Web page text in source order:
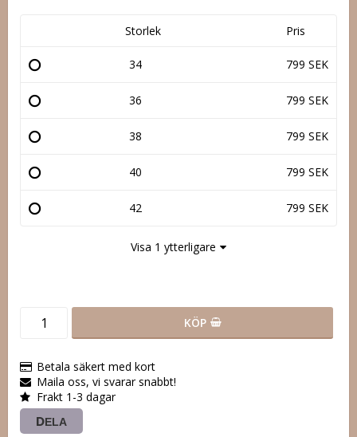
Storlek Pris
34 799 SEK
36 799 SEK
38 799 SEK
40 799 SEK
42 799 SEK
Visa 1 ytterligare
KÖP
Betala säkert med kort
Maila oss, vi svarar snabbt!
Frakt 1-3 dagar
DELA